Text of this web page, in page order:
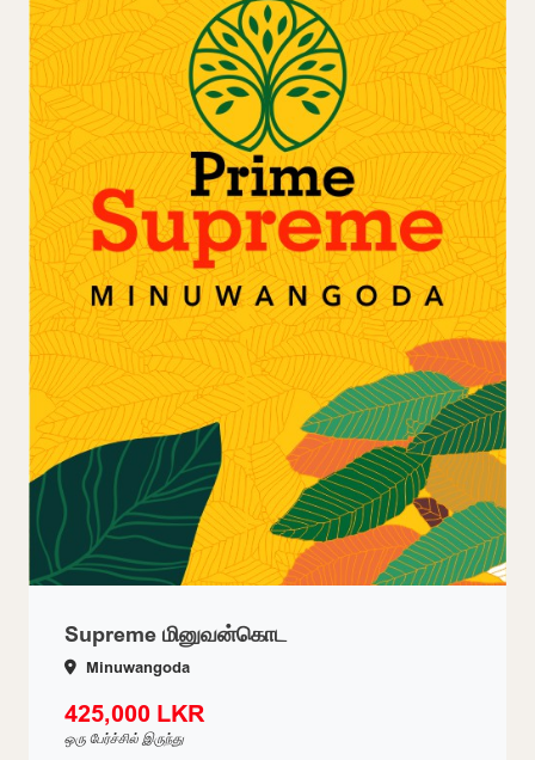
Supreme மினுவன்கொட
Minuwangoda
425,000 LKR
ஒரு பேர்ச்சில் இருந்து